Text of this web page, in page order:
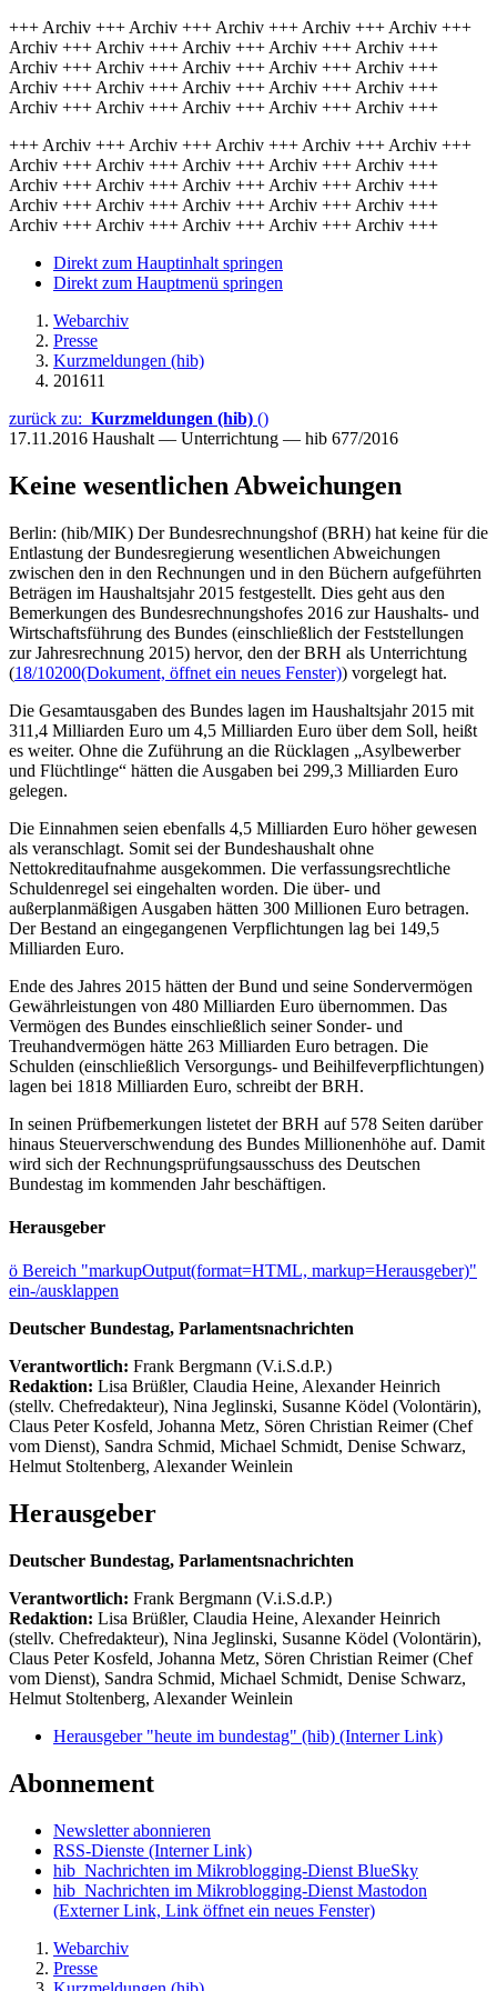
+++ Archiv +++ Archiv +++ Archiv +++ Archiv +++ Archiv +++
Archiv +++ Archiv +++ Archiv +++ Archiv +++ Archiv +++
Archiv +++ Archiv +++ Archiv +++ Archiv +++ Archiv +++
Archiv +++ Archiv +++ Archiv +++ Archiv +++ Archiv +++
Archiv +++ Archiv +++ Archiv +++ Archiv +++ Archiv +++
+++ Archiv +++ Archiv +++ Archiv +++ Archiv +++ Archiv +++
Archiv +++ Archiv +++ Archiv +++ Archiv +++ Archiv +++
Archiv +++ Archiv +++ Archiv +++ Archiv +++ Archiv +++
Archiv +++ Archiv +++ Archiv +++ Archiv +++ Archiv +++
Archiv +++ Archiv +++ Archiv +++ Archiv +++ Archiv +++
Direkt zum Hauptinhalt springen
Direkt zum Hauptmenü springen
Webarchiv
Presse
Kurzmeldungen (hib)
201611
zurück zu: Kurzmeldungen (hib) ()
17.11.2016 Haushalt — Unterrichtung — hib 677/2016
Keine wesentlichen Abweichungen
Berlin: (hib/MIK) Der Bundesrechnungshof (BRH) hat keine für die
Entlastung der Bundesregierung wesentlichen Abweichungen
zwischen den in den Rechnungen und in den Büchern aufgeführten
Beträgen im Haushaltsjahr 2015 festgestellt. Dies geht aus den
Bemerkungen des Bundesrechnungshofes 2016 zur Haushalts- und
Wirtschaftsführung des Bundes (einschließlich der Feststellungen
zur Jahresrechnung 2015) hervor, den der BRH als Unterrichtung
(18/10200(Dokument, öffnet ein neues Fenster)) vorgelegt hat.
Die Gesamtausgaben des Bundes lagen im Haushaltsjahr 2015 mit
311,4 Milliarden Euro um 4,5 Milliarden Euro über dem Soll, heißt
es weiter. Ohne die Zuführung an die Rücklagen „Asylbewerber
und Flüchtlinge“ hätten die Ausgaben bei 299,3 Milliarden Euro
gelegen.
Die Einnahmen seien ebenfalls 4,5 Milliarden Euro höher gewesen
als veranschlagt. Somit sei der Bundeshaushalt ohne
Nettokreditaufnahme ausgekommen. Die verfassungsrechtliche
Schuldenregel sei eingehalten worden. Die über- und
außerplanmäßigen Ausgaben hätten 300 Millionen Euro betragen.
Der Bestand an eingegangenen Verpflichtungen lag bei 149,5
Milliarden Euro.
Ende des Jahres 2015 hätten der Bund und seine Sondervermögen
Gewährleistungen von 480 Milliarden Euro übernommen. Das
Vermögen des Bundes einschließlich seiner Sonder- und
Treuhandvermögen hätte 263 Milliarden Euro betragen. Die
Schulden (einschließlich Versorgungs- und Beihilfeverpflichtungen)
lagen bei 1818 Milliarden Euro, schreibt der BRH.
In seinen Prüfbemerkungen listetet der BRH auf 578 Seiten darüber
hinaus Steuerverschwendung des Bundes Millionenhöhe auf. Damit
wird sich der Rechnungsprüfungsausschuss des Deutschen
Bundestag im kommenden Jahr beschäftigen.
Herausgeber
ö Bereich "markupOutput(format=HTML, markup=Herausgeber)"
ein-/ausklappen
Deutscher Bundestag, Parlamentsnachrichten
Verantwortlich: Frank Bergmann (V.i.S.d.P.)
Redaktion: Lisa Brüßler, Claudia Heine, Alexander Heinrich
(stellv. Chefredakteur), Nina Jeglinski, Susanne Ködel (Volontärin),
Claus Peter Kosfeld, Johanna Metz, Sören Christian Reimer (Chef
vom Dienst), Sandra Schmid, Michael Schmidt, Denise Schwarz,
Helmut Stoltenberg, Alexander Weinlein
Herausgeber
Deutscher Bundestag, Parlamentsnachrichten
Verantwortlich: Frank Bergmann (V.i.S.d.P.)
Redaktion: Lisa Brüßler, Claudia Heine, Alexander Heinrich
(stellv. Chefredakteur), Nina Jeglinski, Susanne Ködel (Volontärin),
Claus Peter Kosfeld, Johanna Metz, Sören Christian Reimer (Chef
vom Dienst), Sandra Schmid, Michael Schmidt, Denise Schwarz,
Helmut Stoltenberg, Alexander Weinlein
Herausgeber "heute im bundestag" (hib) (Interner Link)
Abonnement
Newsletter abonnieren
RSS-Dienste (Interner Link)
hib_Nachrichten im Mikroblogging-Dienst BlueSky
hib_Nachrichten im Mikroblogging-Dienst Mastodon
(Externer Link, Link öffnet ein neues Fenster)
Webarchiv
Presse